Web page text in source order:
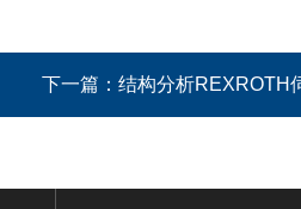
下一篇： 结构分析REXROTH